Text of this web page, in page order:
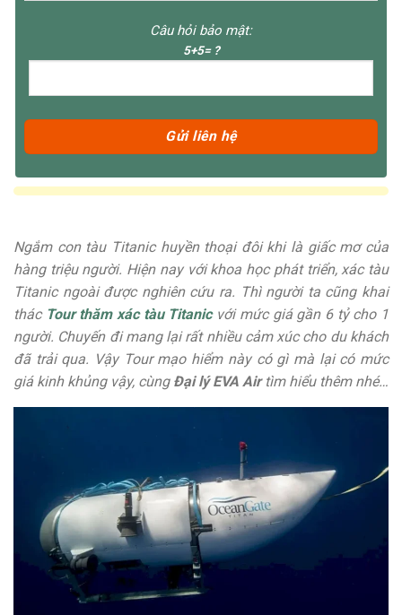
Câu hỏi bảo mật:
5+5= ?
Ngắm con tàu Titanic huyền thoại đôi khi là giấc mơ của
hàng triệu người. Hiện nay với khoa học phát triển, xác tàu
Titanic ngoài được nghiên cứu ra. Thì người ta cũng khai
thác Tour thăm xác tàu Titanicvới mức giá gần 6 tỷ cho 1
người. Chuyến đi mang lại rất nhiều cảm xúc cho du khách
đã trải qua. Vậy Tour mạo hiểm này có gì mà lại có mức
giá kinh khủng vậy, cùng Đại lý EVA Airtìm hiểu thêm nhé…